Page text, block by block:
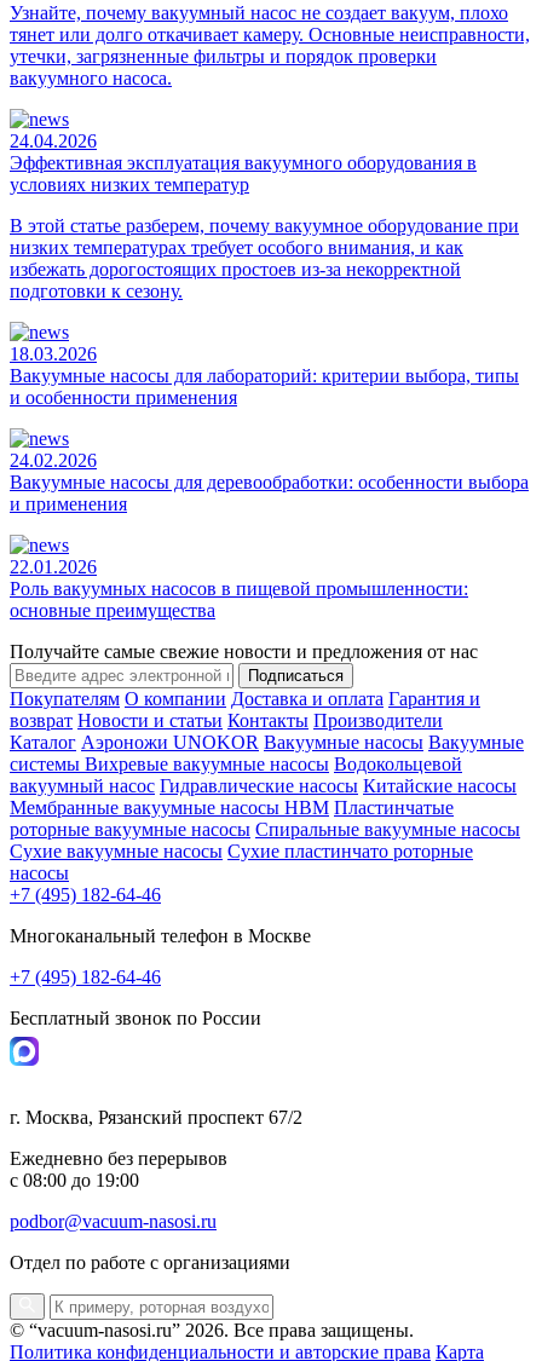
Узнайте, почему вакуумный насос не создает вакуум, плохо
тянет или долго откачивает камеру. Основные неисправности,
утечки, загрязненные фильтры и порядок проверки
вакуумного насоса.
24.04.2026
Эффективная эксплуатация вакуумного оборудования в
условиях низких температур
В этой статье разберем, почему вакуумное оборудование при
низких температурах требует особого внимания, и как
избежать дорогостоящих простоев из-за некорректной
подготовки к сезону.
18.03.2026
Вакуумные насосы для лабораторий: критерии выбора, типы
и особенности применения
24.02.2026
Вакуумные насосы для деревообработки: особенности выбора
и применения
22.01.2026
Роль вакуумных насосов в пищевой промышленности:
основные преимущества
Получайте самые свежие новости и предложения от нас
Подписаться
Покупателям О компании Доставка и оплата Гарантия и
возврат Новости и статьи Контакты Производители
Каталог Аэроножи UNOKOR Вакуумные насосы Вакуумные
системы Вихревые вакуумные насосы Водокольцевой
вакуумный насос Гидравлические насосы Китайские насосы
Мембранные вакуумные насосы НВМ Пластинчатые
роторные вакуумные насосы Спиральные вакуумные насосы
Сухие вакуумные насосы Сухие пластинчато роторные
насосы
+7 (495) 182-64-46
Многоканальный телефон в Москве
+7 (495) 182-64-46
Бесплатный звонок по России
г. Москва, Рязанский проспект 67/2
Ежедневно без перерывов
с 08:00 до 19:00
podbor@vacuum-nasosi.ru
Отдел по работе с организациями
© “vacuum-nasosi.ru” 2026. Все права защищены.
Политика конфиденциальности и авторские права Карта